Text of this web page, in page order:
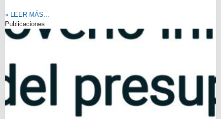
» LEER MÁS...
Publicaciones